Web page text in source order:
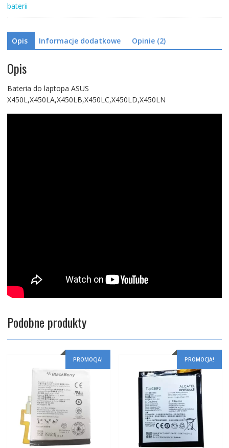
baterii
Opis Informacje dodatkowe Opinie (2)
Opis
Bateria do laptopa ASUS
X450L,X450LA,X450LB,X450LC,X450LD,X450LN
Podobne produkty
PROMOCJA! PROMOCJA!